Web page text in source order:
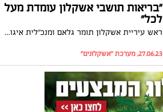
"בריאות תושבי אשקלון עומדת מעל
לכל"
ראש עיריית אשקלון תומר גלאם ומנכ"לית איגוד ערים לאיכות הסביבה נפת אשקלון נפגשו עם ארגוני הסביבה ודנו באתגרים הסביבתיים בעיר אשקלון ובעשייה המשותפת למען שמירה על איכות החיים ובריאותם של התושבים
27.06.23, מערכת "אשקלונים"